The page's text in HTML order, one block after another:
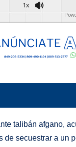
1x
talibán afgano,
de secuestrar a un